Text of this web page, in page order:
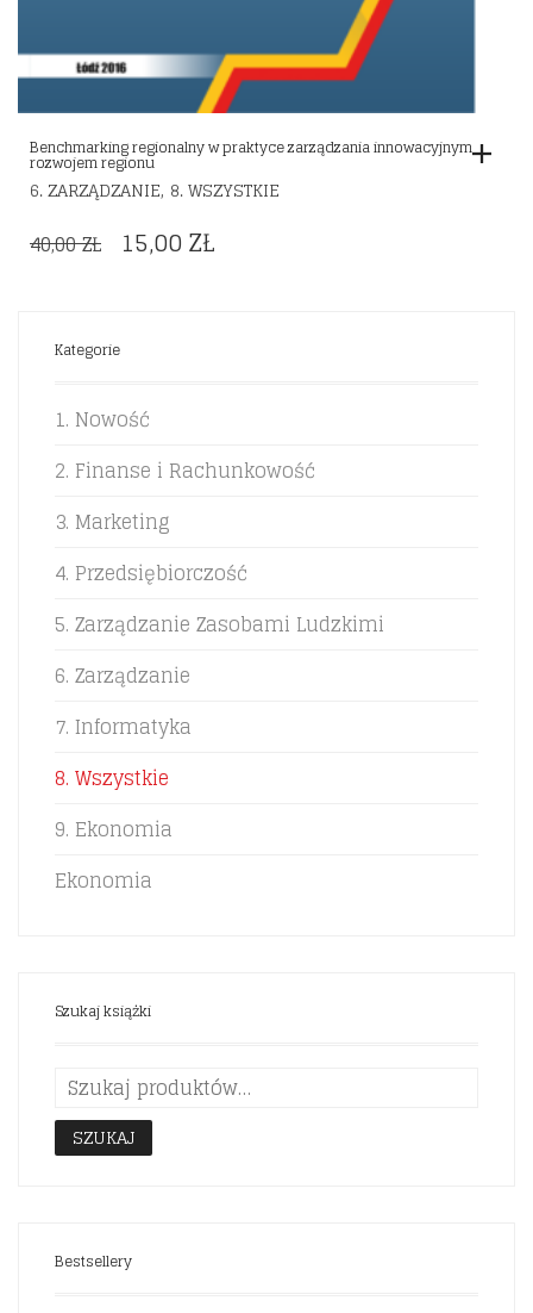
Benchmarking regionalny w praktyce zarządzania innowacyjnym
rozwojem regionu
6. ZARZĄDZANIE, 8. WSZYSTKIE
40,00ZŁ ORIGINAL
40,00 ZŁ.
15,00ZŁCURRENT
Kategorie
1. Nowość
2. Finanse i Rachunkowość
3. Marketing
4. Przedsiębiorczość
5. Zarządzanie Zasobami Ludzkimi
6. Zarządzanie
7. Informatyka
8. Wszystkie
9. Ekonomia
Ekonomia
Szukaj książki
SZUKAJ
Bestsellery